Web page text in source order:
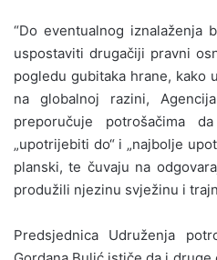
“Do eventualnog iznalaženja
uspostaviti drugačiji pravni
pogledu gubitaka hrane, kako
na globalnoj razini,
preporučuje potrošačima
„upotrijebiti do“ i „najbolje
planski, te čuvaju na
produžili njezinu svježinu i
Predsjednica Udruženja